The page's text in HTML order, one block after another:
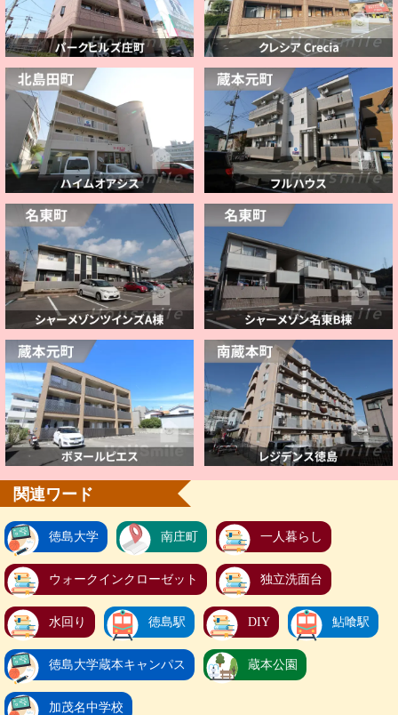
関連ワード
徳島大学 南庄町 一人暮らし
ウォークインクローゼット 独立洗面台
水回り 徳島駅 DIY 鮎喰駅
徳島大学蔵本キャンパス 蔵本公園
加茂名中学校